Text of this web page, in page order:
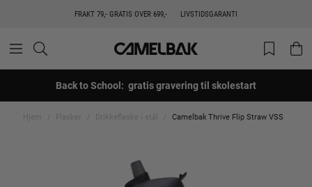
FRAKT 79,- GRATIS OVER 699,- LIVSTIDSGARANTI
Back to School: gratis gravering til skolestart
Hjem Flasker Drikkeflaske i stål Camelbak Thrive Flip Straw VSS